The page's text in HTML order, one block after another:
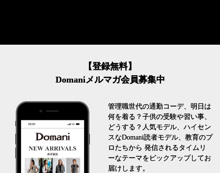
【登録無料】
Domaniメルマガ会員募集中
管理職世代の通勤コーデ、明日は
何を着る？子供の受験や習い事、
どうする？人気モデル、ハイセン
スなDomani読者モデル、教育のプ
ロたちから 発信されるタイムリ
ーなテーマをピックアップしてお
届けします。